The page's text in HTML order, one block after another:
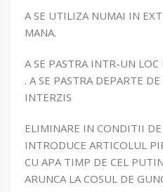
A SE UTILIZA NUMAI IN
MANA.
A SE PASTRA INTR-UN
. A SE PASTRA DEPARTE
INTERZIS
ELIMINARE IN CONDITII DE
INTRODUCE ARTICOLUL
CU APA TIMP DE CEL
ARUNCA LA COSUL DE